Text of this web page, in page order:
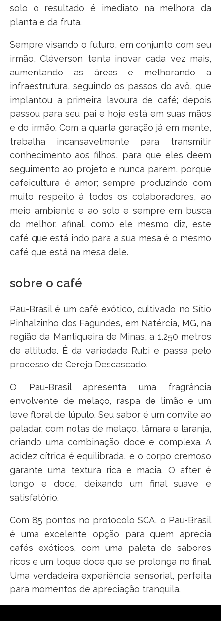
solo o resultado é imediato na melhora da
planta e da fruta.
Sempre visando o futuro, em conjunto com seu
irmão, Cléverson tenta inovar cada vez mais,
aumentando as áreas e melhorando a
infraestrutura, seguindo os passos do avô, que
implantou a primeira lavoura de café; depois
passou para seu pai e hoje está em suas mãos
e do irmão. Com a quarta geração já em mente,
trabalha incansavelmente para transmitir
conhecimento aos filhos, para que eles deem
seguimento ao projeto e nunca parem, porque
cafeicultura é amor; sempre produzindo com
muito respeito à todos os colaboradores, ao
meio ambiente e ao solo e sempre em busca
do melhor, afinal, como ele mesmo diz, este
café que está indo para a sua mesa é o mesmo
café que está na mesa dele.
sobre o café
Pau-Brasil é um café exótico, cultivado no Sítio
Pinhalzinho dos Fagundes, em Natércia, MG, na
região da Mantiqueira de Minas, a 1.250 metros
de altitude. É da variedade Rubi e passa pelo
processo de Cereja Descascado.
O Pau-Brasil apresenta uma fragrância
envolvente de melaço, raspa de limão e um
leve floral de lúpulo. Seu sabor é um convite ao
paladar, com notas de melaço, tâmara e laranja,
criando uma combinação doce e complexa. A
acidez cítrica é equilibrada, e o corpo cremoso
garante uma textura rica e macia. O after é
longo e doce, deixando um final suave e
satisfatório.
Com 85 pontos no protocolo SCA, o Pau-Brasil
é uma excelente opção para quem aprecia
cafés exóticos, com uma paleta de sabores
ricos e um toque doce que se prolonga no final.
Uma verdadeira experiência sensorial, perfeita
para momentos de apreciação tranquila.